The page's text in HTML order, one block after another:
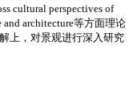
cultural perspectives of
and architecture等方面理论
上，对景观进行深入研究